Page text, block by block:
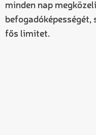
minden nap
fős limitet.